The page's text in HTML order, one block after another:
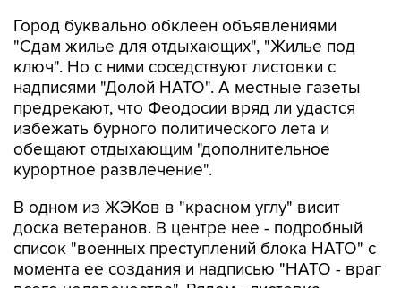
Город буквально обклеен объявлениями
"Сдам жилье для отдыхающих", "Жилье под
ключ". Но с ними соседствуют листовки с
надписями "Долой НАТО". А местные газеты
предрекают, что Феодосии вряд ли удастся
избежать бурного политического лета и
обещают отдыхающим "дополнительное
курортное развлечение".
В одном из ЖЭКов в "красном углу" висит
доска ветеранов. В центре нее - подробный
список "военных преступлений блока НАТО" с
момента ее создания и надписью "НАТО - враг